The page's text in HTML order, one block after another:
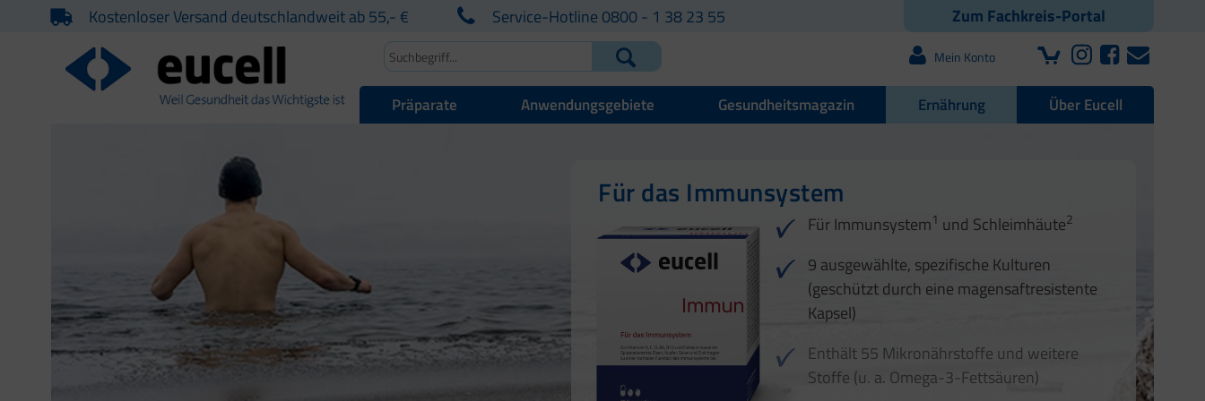
Zum Fachkreis-Portal
Kostenloser Versand deutschlandweit ab 55,- € Service-Hotline 0800 - 1 38 23 55
Mein Konto
Präparate Anwendungsgebiete Gesundheitsmagazin Ernährung Über Eucell
Für das Immunsystem
Für Immunsystem1 und Schleimhäute2
9 ausgewählte, spezifische Kulturen
(geschützt durch eine magensaftresistente
Kapsel)
Enthält 55 Mikronährstoffe und weitere
Stoffe (u. a. Omega-3-Fettsäuren)
Für Haut, Haare und Nägel
1 2 3
4
Für Ihre natürliche Darmflora
3